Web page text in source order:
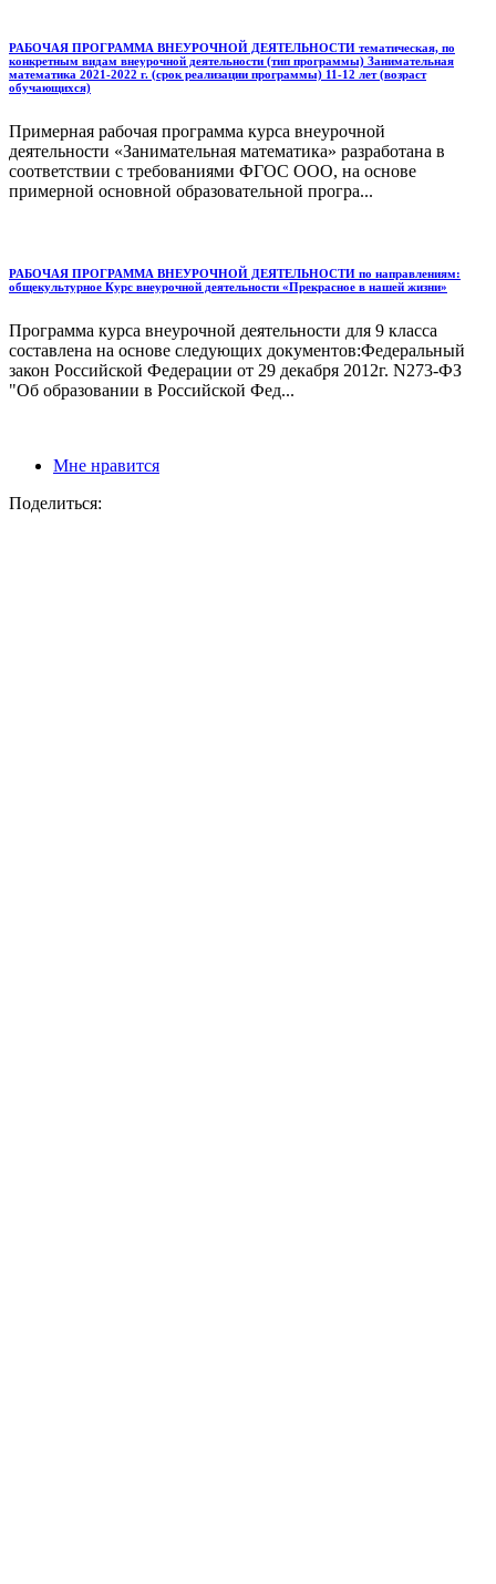
РАБОЧАЯ ПРОГРАММА ВНЕУРОЧНОЙ ДЕЯТЕЛЬНОСТИ тематическая, по
конкретным видам внеурочной деятельности (тип программы) Занимательная
математика 2021-2022 г. (срок реализации программы) 11-12 лет (возраст
обучающихся)
Примерная рабочая программа курса внеурочной
деятельности «Занимательная математика» разработана в
соответствии с требованиями ФГОС ООО, на основе
примерной основной образовательной програ...
РАБОЧАЯ ПРОГРАММА ВНЕУРОЧНОЙ ДЕЯТЕЛЬНОСТИ по направлениям:
общекультурное Курс внеурочной деятельности «Прекрасное в нашей жизни»
Программа курса внеурочной деятельности для 9 класса
составлена на основе следующих документов:Федеральный
закон Российской Федерации от 29 декабря 2012г. N273-ФЗ
"Об образовании в Российской Фед...
Мне нравится
Поделиться: